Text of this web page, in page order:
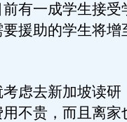
有一成学生接受
援助的学生将增
去新加坡读研
不贵，而且离家